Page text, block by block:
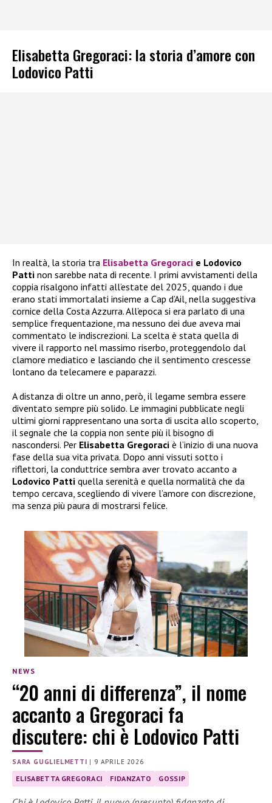
Elisabetta Gregoraci: la storia d’amore con
Lodovico Patti
In realtà, la storia tra Elisabetta Gregoraci e Lodovico
Patti non sarebbe nata di recente. I primi avvistamenti della
coppia risalgono infatti all’estate del 2025, quando i due
erano stati immortalati insieme a Cap d’Ail, nella suggestiva
cornice della Costa Azzurra. All’epoca si era parlato di una
semplice frequentazione, ma nessuno dei due aveva mai
commentato le indiscrezioni. La scelta è stata quella di
vivere il rapporto nel massimo riserbo, proteggendolo dal
clamore mediatico e lasciando che il sentimento crescesse
lontano da telecamere e paparazzi.
A distanza di oltre un anno, però, il legame sembra essere
diventato sempre più solido. Le immagini pubblicate negli
ultimi giorni rappresentano una sorta di uscita allo scoperto,
il segnale che la coppia non sente più il bisogno di
nascondersi. Per Elisabetta Gregoraci è l’inizio di una nuova
fase della sua vita privata. Dopo anni vissuti sotto i
riflettori, la conduttrice sembra aver trovato accanto a
Lodovico Patti quella serenità e quella normalità che da
tempo cercava, scegliendo di vivere l’amore con discrezione,
ma senza più paura di mostrarsi felice.
NEWS
“20 anni di differenza”, il nome
accanto a Gregoraci fa
discutere: chi è Lodovico Patti
SARA GUGLIELMETTI | 9 APRILE 2026
ELISABETTA GREGORACI FIDANZATO GOSSIP